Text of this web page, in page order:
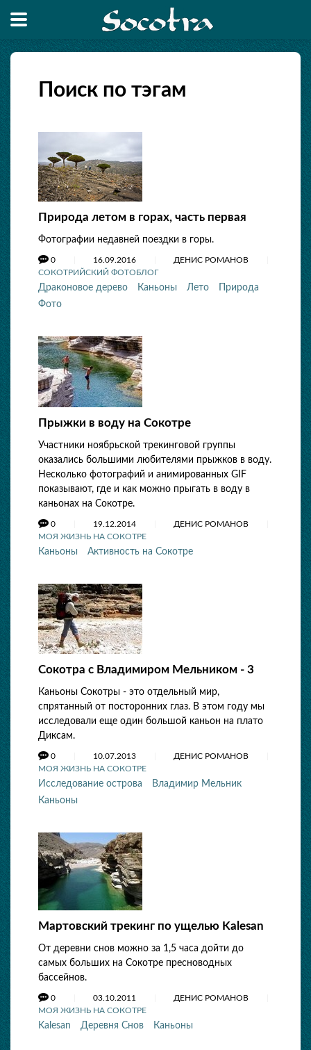
Поиск по тэгам
Природа летом в горах, часть первая
Фотографии недавней поездки в горы.
0 16.09.2016
ДЕНИС РОМАНОВ
СОКОТРИЙСКИЙ ФОТОБЛОГ
Драконовое дерево Каньоны Лето
Природа
Фото
Прыжки в воду на Сокотре
Участники ноябрьской трекинговой группы
оказались большими любителями прыжков в воду.
Несколько фотографий и анимированных GIF
показывают, где и как можно прыгать в воду в
каньонах на Сокотре.
0 19.12.2014
ДЕНИС РОМАНОВ
МОЯ ЖИЗНЬ НА СОКОТРЕ
Каньоны Активность на Сокотре
Сокотра с Владимиром Мельником - 3
Каньоны Сокотры - это отдельный мир,
спрятанный от посторонних глаз. В этом году мы
исследовали еще один большой каньон на плато
Диксам.
0 10.07.2013
ДЕНИС РОМАНОВ
МОЯ ЖИЗНЬ НА СОКОТРЕ
Исследование острова
Владимир Мельник
Каньоны
Мартовский трекинг по ущелью Kalesan
От деревни снов можно за 1,5 часа дойти до
самых больших на Сокотре пресноводных
бассейнов.
0 03.10.2011
ДЕНИС РОМАНОВ
МОЯ ЖИЗНЬ НА СОКОТРЕ
Kalesan Деревня Снов Каньоны